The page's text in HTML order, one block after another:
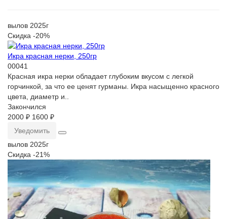
вылов 2025г
Скидка -20%
Икра красная нерки, 250гр
00041
Красная икра нерки обладает глубоким вкусом с легкой
горчинкой, за что ее ценят гурманы. Икра насыщенно красного
цвета, диаметр и..
Закончился
2000 ₽ 1600 ₽
Уведомить
вылов 2025г
Скидка -21%